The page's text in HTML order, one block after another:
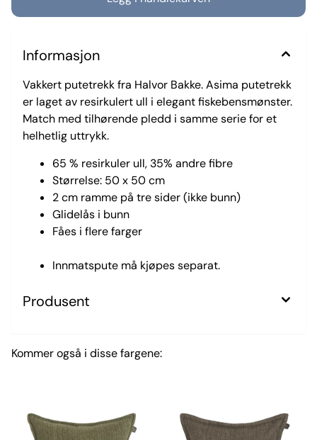
Informasjon
Vakkert putetrekk fra Halvor Bakke. Asima putetrekk
er laget av resirkulert ull i elegant fiskebensmønster.
Match med tilhørende pledd i samme serie for et
helhetlig uttrykk.
65 % resirkuler ull, 35% andre fibre
Størrelse: 50 x 50 cm
2 cm ramme på tre sider (ikke bunn)
Glidelås i bunn
Fåes i flere farger
Innmatspute må kjøpes separat.
Produsent
Kommer også i disse fargene: